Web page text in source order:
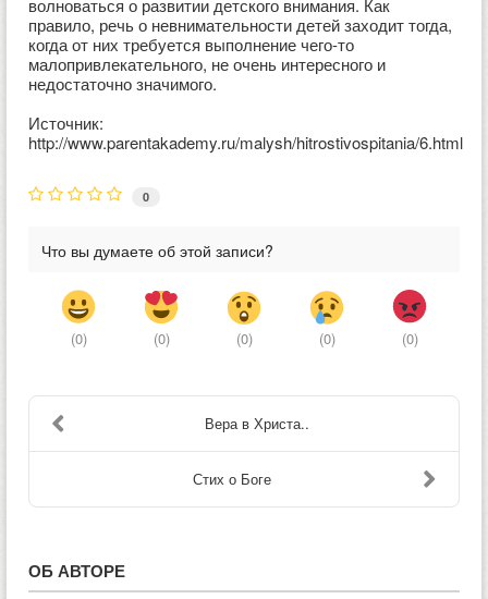
правило, речь о невнимательности детей заходит тогда,
когда от них требуется выполнение чего-то
малопривлекательного, не очень интересного и
недостаточно значимого.
Источник:
http://www.parentakademy.ru/malysh/hitrostivospitania/6.html
0
Что вы думаете об этой записи?
(0) (0) (0) (0) (0)
Вера в Христа..
Стих о Боге
ОБ АВТОРЕ